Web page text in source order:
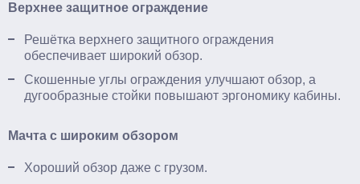
Верхнее защитное ограждение
Решётка верхнего защитного ограждения
обеспечивает широкий обзор.
Скошенные углы ограждения улучшают обзор, а
дугообразные стойки повышают эргономику кабины.
Мачта с широким обзором
Хороший обзор даже с грузом.